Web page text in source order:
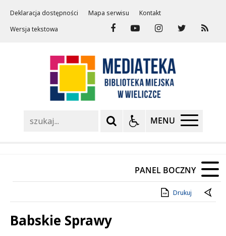
Deklaracja dostępności Mapa serwisu
Kontakt
Wersja tekstowa
MENU
PANEL BOCZNY
Drukuj
Babskie Sprawy